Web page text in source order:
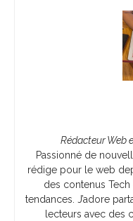
Rédacteur Web
Passionné de
rédige pour le web
des contenus
tendances. J’adore
lecteurs avec des